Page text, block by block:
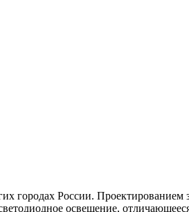
городах России. Проектированием
освещение,